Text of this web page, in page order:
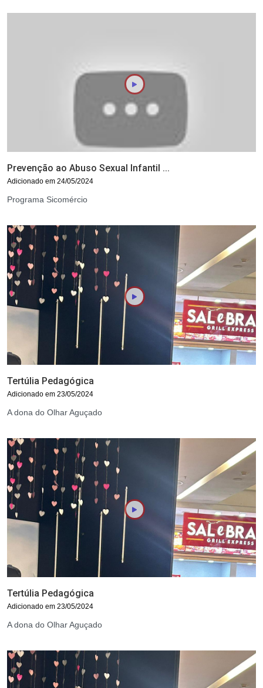
Prevenção ao Abuso Sexual Infantil ...
Adicionado em 24/05/2024
Programa Sicomércio
Tertúlia Pedagógica
Adicionado em 23/05/2024
A dona do Olhar Aguçado
Tertúlia Pedagógica
Adicionado em 23/05/2024
A dona do Olhar Aguçado